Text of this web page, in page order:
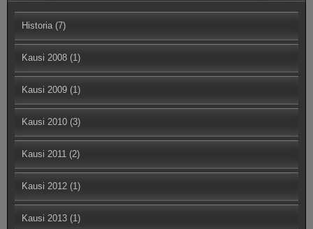
Historia(7)
Kausi 2008 (1)
Kausi 2009 (1)
Kausi 2010 (3)
Kausi 2011 (2)
Kausi 2012 (1)
Kausi 2013 (1)